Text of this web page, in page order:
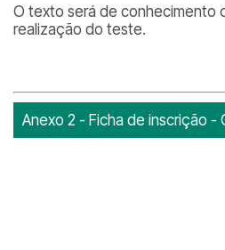
O texto será de conhecimento
realização do teste.
Anexo 2 - Ficha de inscrição -